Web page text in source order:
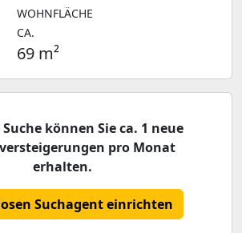
WOHNFLÄCHE
CA.
69 m²
können Sie ca. 1 neue
pro Monat
erhalten.
Suchagent einrichten